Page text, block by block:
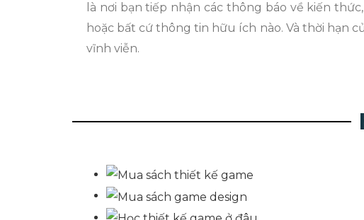
là nơi bạn tiếp nhận các thông báo về kiến
hoặc bất cứ thông tin hữu ích nào. Và thời hạn
vĩnh viễn.